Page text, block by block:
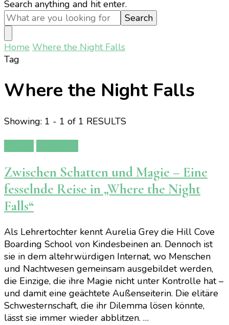
Looking
for
Something?
Search anything and hit enter.
Home Where the Night Falls
Tag
Where the Night Falls
Showing: 1 - 1 of 1 RESULTS
Zwischen Schatten und Magie – Eine
fesselnde Reise in „Where the Night
Falls“
Als Lehrertochter kennt Aurelia Grey die Hill Cove
Boarding School von Kindesbeinen an. Dennoch ist
sie in dem altehrwürdigen Internat, wo Menschen
und Nachtwesen gemeinsam ausgebildet werden,
die Einzige, die ihre Magie nicht unter Kontrolle hat –
und damit eine geächtete Außenseiterin. Die elitäre
Schwesternschaft, die ihr Dilemma lösen könnte,
lässt sie immer wieder abblitzen. …